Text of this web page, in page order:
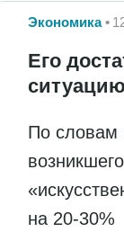
Экономика
Его
По словам
на 20-30%